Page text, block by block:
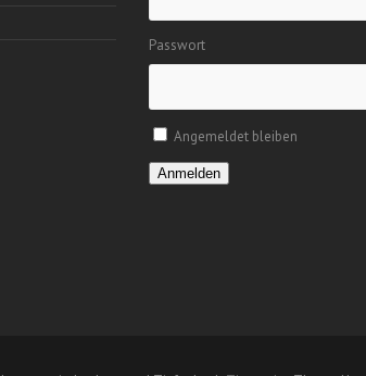
Passwort
Angemeldet bleiben
Anmelden